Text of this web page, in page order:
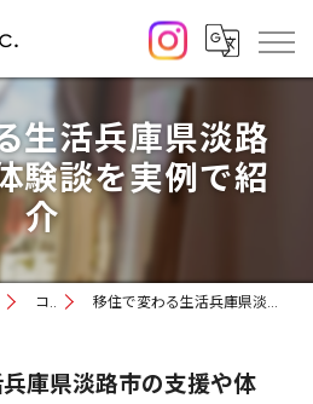
生活兵庫県淡路
験談を実例で紹
介
コラム 移住で変わる生活兵庫県淡路市の支援や体験談を実例で紹介
庫県淡路市の支援や体